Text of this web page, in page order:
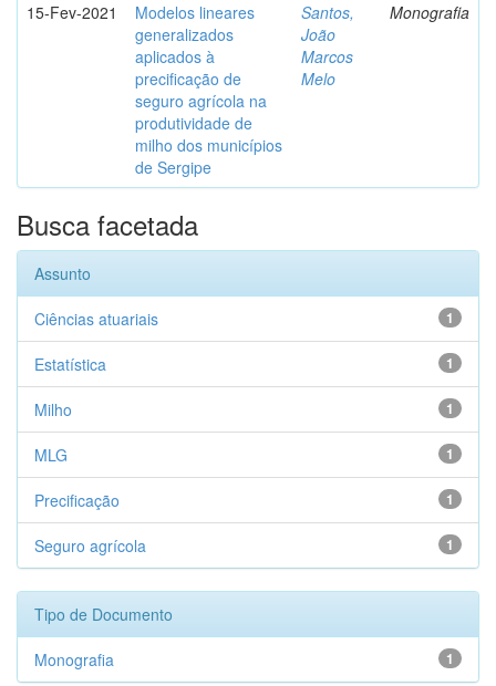
15-Fev-2021
Modelos lineares
generalizados
aplicados à
precificação de
seguro agrícola na
produtividade de
milho dos municípios
de Sergipe
Santos,
João
Marcos
Melo
Monografia
Busca facetada
Assunto
1
Ciências atuariais
1
Estatística
1
Milho
1
MLG
1
Precificação
1
Seguro agrícola
Tipo de Documento
1
Monografia